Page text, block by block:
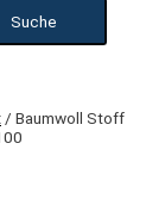
/ Baumwoll Stoff